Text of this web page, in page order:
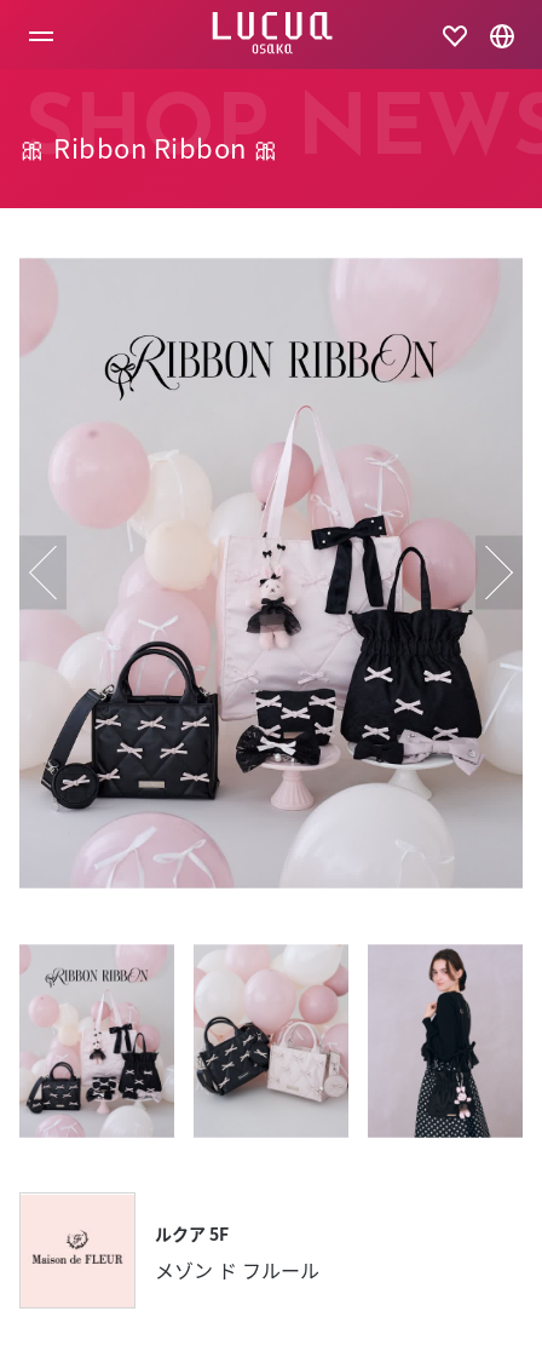
🎀 Ribbon Ribbon 🎀
SHOP
ルクア 5F
メゾン ド フルール